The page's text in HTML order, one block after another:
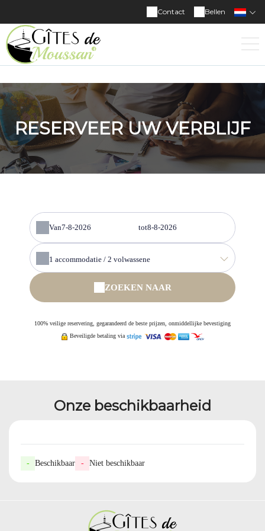
Bellen
Contact
RESERVEER UW VERBLIJF
Van tot
1 accommodatie / 2 volwassene
ZOEKEN NAAR
100% veilige reservering, gegarandeerd de beste prijzen, onmiddellijke bevestiging
Beveiligde betaling via
Onze beschikbaarheid
- Beschikbaar - Niet beschikbaar